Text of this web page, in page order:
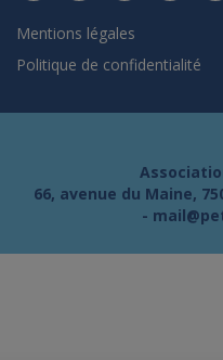
Mentions légales
Politique de confidentialité
66, avenue du Maine,
-